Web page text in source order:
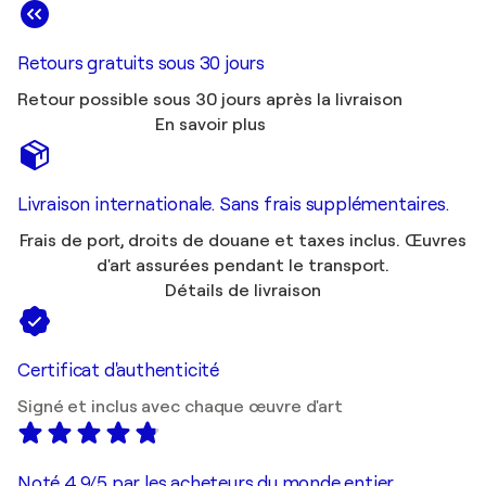
Retours gratuits sous 30 jours
Retour possible sous 30 jours après la livraison
En savoir plus
Livraison internationale. Sans frais supplémentaires.
Frais de port, droits de douane et taxes inclus. Œuvres
d'art assurées pendant le transport.
Détails de livraison
Certificat d'authenticité
Signé et inclus avec chaque œuvre d'art